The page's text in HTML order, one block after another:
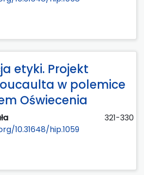
etyki. Projekt
w polemice
Oświecenia
321-330
10.31648/hip.1059